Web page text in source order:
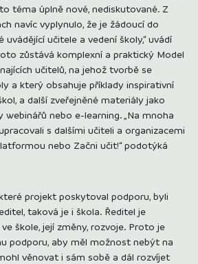
téma úplně nové, nediskutované. Z
navíc vyplynulo, že je žádoucí do
učitele a vedení školy,“ uvádí
zůstává komplexní a praktický Model
učitelů, na jehož tvorbě se
a který obsahuje příklady inspirativní
a další zveřejněné materiály jako
webinářů nebo e-learning. „Na mnoha
s dalšími učiteli a organizacemi
nebo Začni učit!“ podotýká
projekt poskytoval podporu, byli
taková je i škola. Ředitel je
škole, její změny, rozvoje. Proto je
podporu, aby měl možnost nebýt na
věnovat i sám sobě a dál rozvíjet